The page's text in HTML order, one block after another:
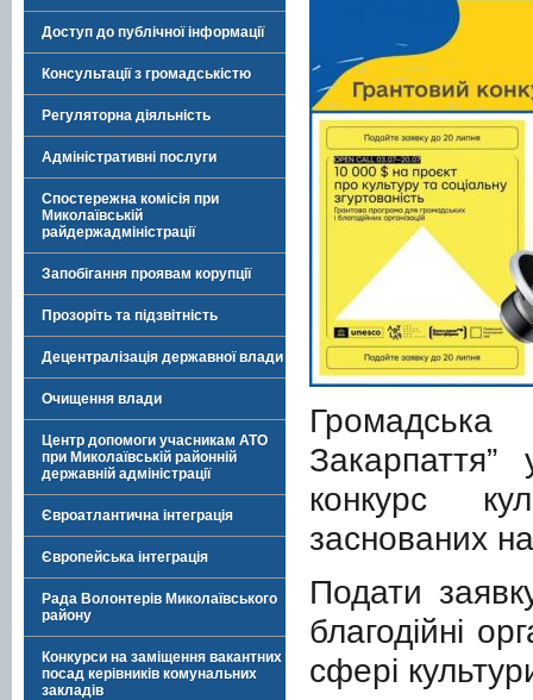
Доступ до публічної інформації
Консультації з громадськістю
Регуляторна діяльність
Адміністративні послуги
Спостережна комісія при
Миколаївській
райдержадміністрації
Запобігання проявам корупції
Прозоріть та підзвітність
Децентралізація державної влади
Очищення влади
Центр допомоги учасникам АТО
при Миколаївській районній
державній адміністрації
Євроатлантична інтеграція
Європейська інтеграція
Рада Волонтерів Миколаївського
району
Конкурси на заміщення вакантних
посад керівників комунальних
закладів
Громадська
конкурс
заснованих
Подати
благодійні
сфері